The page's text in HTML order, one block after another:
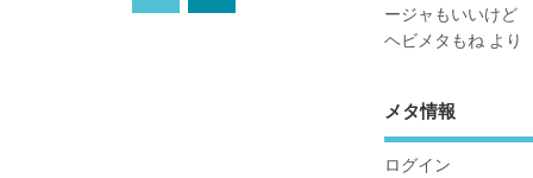
ージャもいいけど
ヘビメタもねより
メタ情報
ログイン